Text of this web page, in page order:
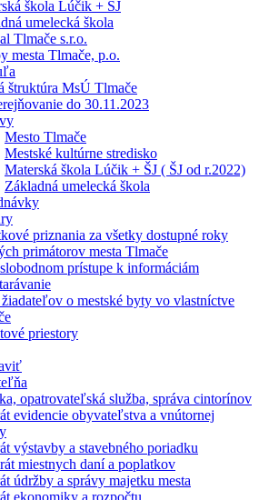
škola Lúčik + ŠJ
umelecká škola
Tlmače s.r.o.
mesta Tlmače, p.o.
štruktúra MsÚ Tlmače
do 30.11.2023
Mesto Tlmače
Mestské kultúrne stredisko
Materská škola Lúčik + ŠJ ( ŠJ od r.2022)
Základná umelecká škola
priznania za všetky dostupné roky
primátorov mesta Tlmače
prístupe k informáciám
o mestské byty vo vlastníctve
priestory
opatrovateľská služba, správa cintorínov
evidencie obyvateľstva a vnútornej
výstavby a stavebného poriadku
miestnych daní a poplatkov
údržby a správy majetku mesta
ekonomiky a rozpočtu